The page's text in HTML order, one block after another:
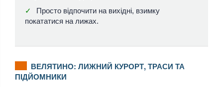
Просто відпочити на вихідні, взимку
покататися на лижах.
ВЕЛЯТИНО: ЛИЖНИЙ КУРОРТ, ТРАСИ ТА
ПІДЙОМНИКИ